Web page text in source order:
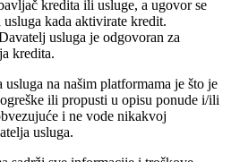
kredita ili usluge, a ugovor se
kada aktivirate kredit.
usluga je odgovoran za
kredita.
na našim platformama je što je
ili propusti u opisu ponude i/ili
i ne vode nikakvoj
usluga.